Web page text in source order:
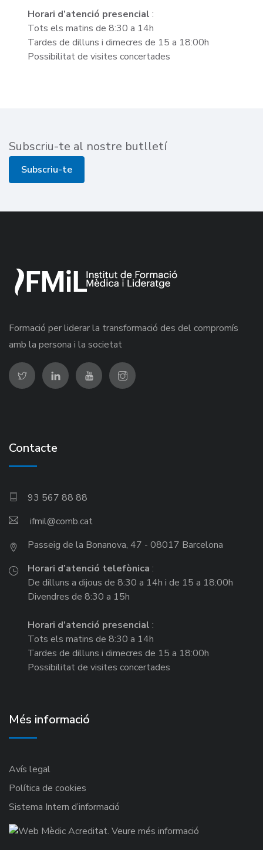
Horari d’atenció presencial :
Tots els matins de 8:30 a 14h
Tardes de dilluns i dimecres de 15 a 18:00h
Possibilitat de visites concertades
Subscriu-te al nostre butlletí
Subscriu-te
Formació per liderar la transformació des del compromís
amb la persona i la societat
Contacte
93 567 88 88
ifmil
Passeig de la Bonanova, 47 - 08017 Barcelona
Horari d’atenció telefònica :
De dilluns a dijous de 8:30 a 14h i de 15 a 18:00h
Divendres de 8:30 a 15h
Horari d’atenció presencial :
Tots els matins de 8:30 a 14h
Tardes de dilluns i dimecres de 15 a 18:00h
Possibilitat de visites concertades
Més informació
Avís legal
Política de cookies
Sistema Intern d’informació